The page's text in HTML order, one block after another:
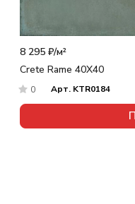
8 295 ₽/м²
Crete Rame 40X40
0 Арт. KTR0184